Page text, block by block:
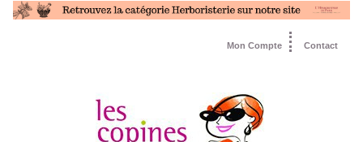
Contact
Mon Compte